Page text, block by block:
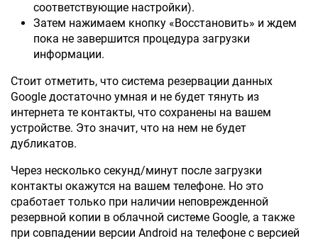
соответствующие настройки).
Затем нажимаем кнопку «Восстановить» и ждем
пока не завершится процедура загрузки
информации.
Стоит отметить, что система резервации данных
Google достаточно умная и не будет тянуть из
интернета те контакты, что сохранены на вашем
устройстве. Это значит, что на нем не будет
дубликатов.
Через несколько секунд/минут после загрузки
контакты окажутся на вашем телефоне. Но это
сработает только при наличии неповрежденной
резервной копии в облачной системе Google, а также
при совпадении версии Android на телефоне с версией